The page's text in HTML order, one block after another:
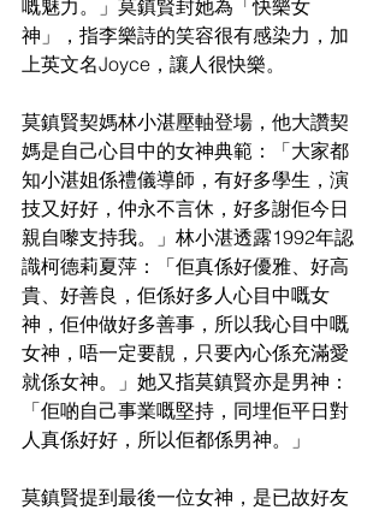
嘅魅力。」莫鎮賢封她為「快樂女
神」，指李樂詩的笑容很有感染力，加
上英文名Joyce，讓人很快樂。
莫鎮賢契媽林小湛壓軸登場，他大讚契
媽是自己心目中的女神典範：「大家都
知小湛姐係禮儀導師，有好多學生，演
技又好好，仲永不言休，好多謝佢今日
親自嚟支持我。」林小湛透露1992年認
識柯德莉夏萍：「佢真係好優雅、好高
貴、好善良，佢係好多人心目中嘅女
神，佢仲做好多善事，所以我心目中嘅
女神，唔一定要靚，只要內心係充滿愛
就係女神。」她又指莫鎮賢亦是男神：
「佢啲自己事業嘅堅持，同埋佢平日對
人真係好好，所以佢都係男神。」
莫鎮賢提到最後一位女神，是已故好友